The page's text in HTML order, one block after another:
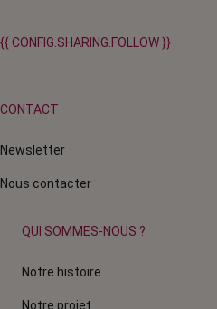
{{ CONFIG.SHARING.FOLLOW }}
CONTACT
Newsletter
Nous contacter
QUI SOMMES-NOUS ?
Notre histoire
Notre projet